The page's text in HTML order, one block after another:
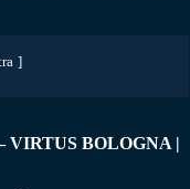
VIRTUS BOLOGNA |